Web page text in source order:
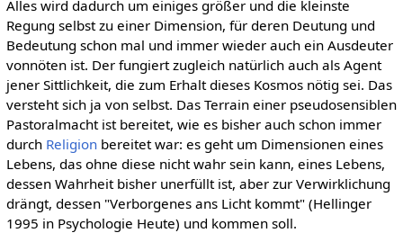
Alles wird dadurch um einiges größer und die kleinste
Regung selbst zu einer Dimension, für deren Deutung und
Bedeutung schon mal und immer wieder auch ein Ausdeuter
vonnöten ist. Der fungiert zugleich natürlich auch als Agent
jener Sittlichkeit, die zum Erhalt dieses Kosmos nötig sei. Das
versteht sich ja von selbst. Das Terrain einer pseudosensiblen
Pastoralmacht ist bereitet, wie es bisher auch schon immer
durch Religionbereitet war: es geht um Dimensionen eines
Lebens, das ohne diese nicht wahr sein kann, eines Lebens,
dessen Wahrheit bisher unerfüllt ist, aber zur Verwirklichung
drängt, dessen "Verborgenes ans Licht kommt" (Hellinger
1995 in Psychologie Heute) und kommen soll.